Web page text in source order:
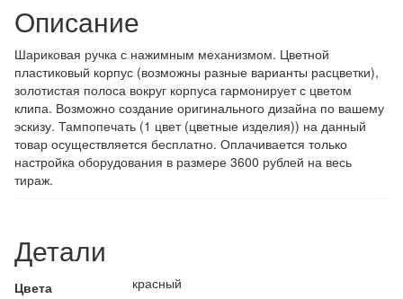
Описание
Шариковая ручка с нажимным механизмом. Цветной
пластиковый корпус (возможны разные варианты расцветки),
золотистая полоса вокруг корпуса гармонирует с цветом
клипа. Возможно создание оригинального дизайна по вашему
эскизу. Тампопечать (1 цвет (цветные изделия)) на данный
товар осуществляется бесплатно. Оплачивается только
настройка оборудования в размере 3600 рублей на весь
тираж.
Детали
Цвета
красный